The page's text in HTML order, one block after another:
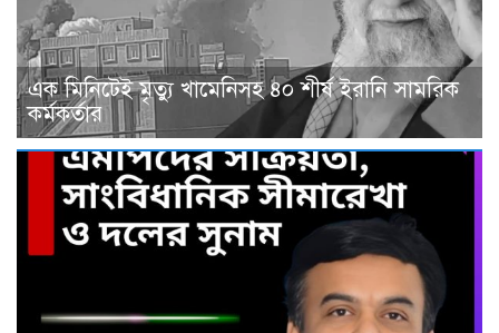
এক মিনিটেই মৃত্যু খামেনিসহ ৪০ শীর্ষ ইরানি সামরিক
কর্মকর্তার